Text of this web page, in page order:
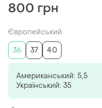
800 грн
Європейський
36
37 40
Американський: 5,5
Український: 35